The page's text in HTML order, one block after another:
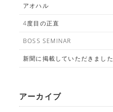
アオハル
4度目の正直
BOSS SEMINAR
新聞に掲載していただきました
アーカイブ